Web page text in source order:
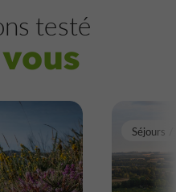
testé
Séjours /